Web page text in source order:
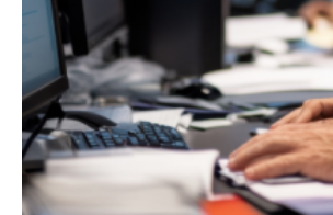
Journal
officiel
d’État
rejette
un
recours
contre
la
suspension